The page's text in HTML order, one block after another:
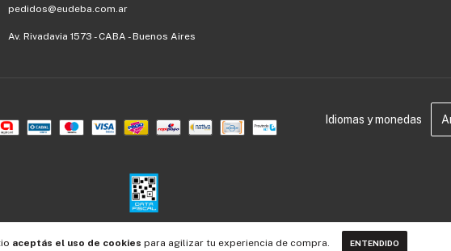
aceptás el uso de cookies para agilizar tu experiencia de compra. ENTENDIDO
pedidos@eudeba.com.ar
Av. Rivadavia 1573 - CABA - Buenos Aires
Idiomas y monedas
de las y los consumidores. Para reclamos ingresá acá. / Botón de arrepentimiento